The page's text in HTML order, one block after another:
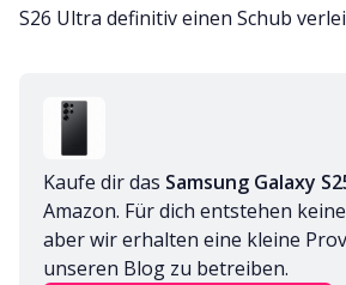
S26 Ultra definitiv einen Schub
Kaufe dir das Samsung Galaxy
Amazon. Für dich entstehen
aber wir erhalten eine kleine
unseren Blog zu betreiben.